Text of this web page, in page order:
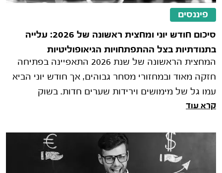
פיננסים
סיכום חודש יוני ומחצית ראשונה של 2026: עלייה
בתנודתיות בצל ההתפתחויות הגיאופוליטיות
המחצית הראשונה של שנת 2026 התאפיינה בפתיחה
חזקה מאוד ובמחזורי מסחר גבוהים, אך חודש יוני הביא
עמו גל של מימושים וירידות שערים חדות. בשוק
המקומי, הירידות הושפעו בעיקר מה�
קרא עוד